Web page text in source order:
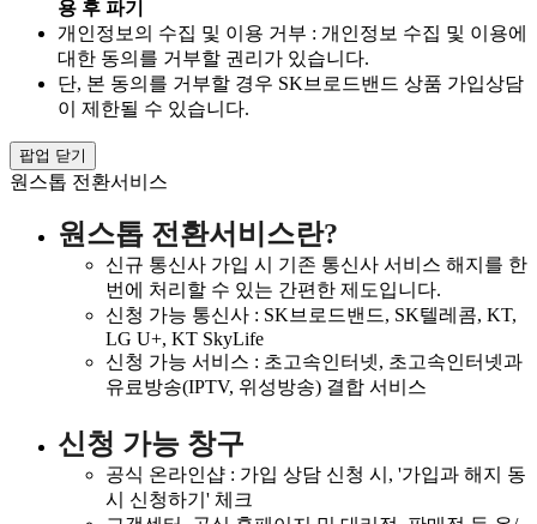
용 후 파기
개인정보의 수집 및 이용 거부 : 개인정보 수집 및 이용에
대한 동의를 거부할 권리가 있습니다.
단, 본 동의를 거부할 경우 SK브로드밴드 상품 가입상담
이 제한될 수 있습니다.
팝업 닫기
원스톱 전환서비스
원스톱 전환서비스란?
신규 통신사 가입 시 기존 통신사 서비스 해지를 한
번에 처리할 수 있는 간편한 제도입니다.
신청 가능 통신사 : SK브로드밴드, SK텔레콤, KT,
LG U+, KT SkyLife
신청 가능 서비스 : 초고속인터넷, 초고속인터넷과
유료방송(IPTV, 위성방송) 결합 서비스
신청 가능 창구
공식 온라인샵 : 가입 상담 신청 시, '가입과 해지 동
시 신청하기' 체크